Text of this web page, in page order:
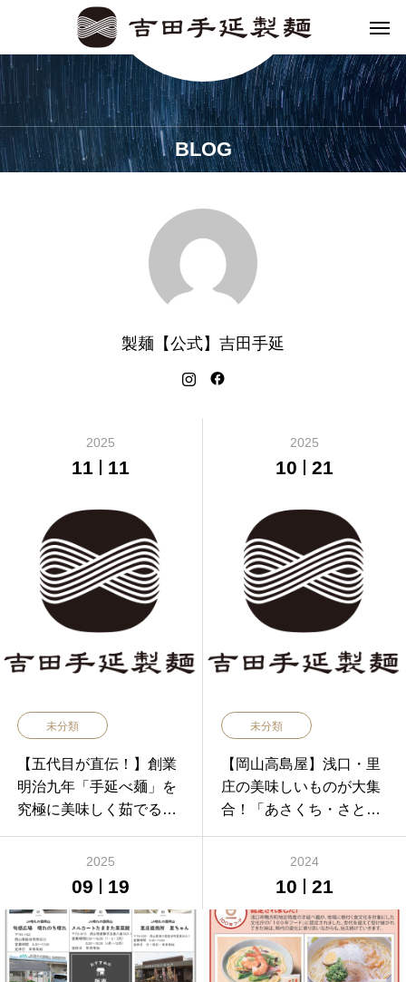
BLOG
製麺【公式】吉田手延
2025
11 11
未分類
【五代目が直伝！】創業
明治九年「手延べ麺」を
究極に美味しく茹でる３
2025
10 21
未分類
【岡山高島屋】浅口・里
庄の美味しいものが大集
合！「あさくち・さとし
2025
09 19
2024
10 21